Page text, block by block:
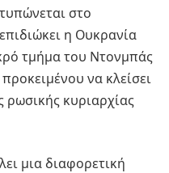
στο
η Ουκρανία
τμήμα του Ντονμπάς
να κλείσει
κυριαρχίας
μια διαφορετική